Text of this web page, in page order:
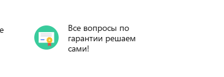
Все вопросы по
гарантии решаем
сами!